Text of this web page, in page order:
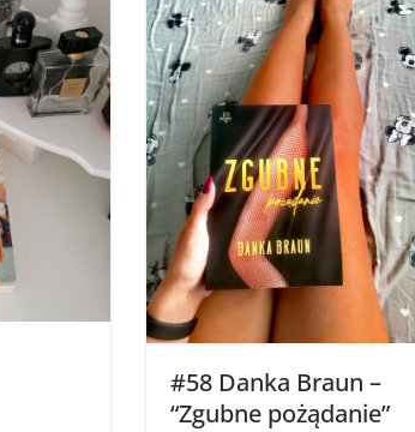
#58 Danka Braun –
“Zgubne pożądanie”